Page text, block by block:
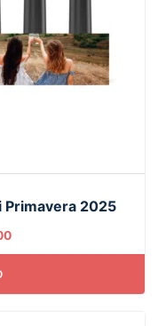
Primavera 2025